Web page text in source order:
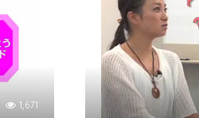
1,671